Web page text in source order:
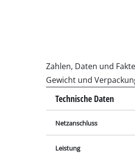
Zahlen, Daten und
Gewicht und
Technische Daten
Netzanschluss
Leistung